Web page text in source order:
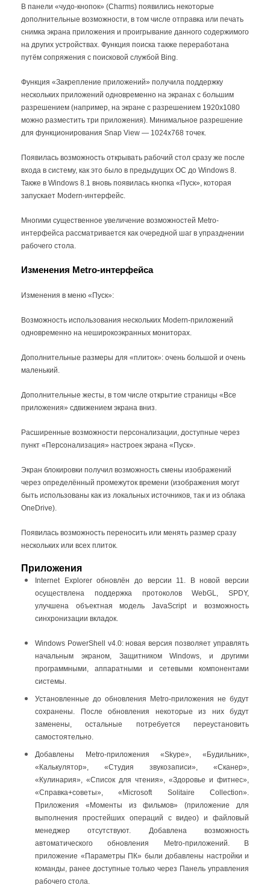
1
Добавьте Microsoft Windows 8.1 Full Version
BOX в «Корзину», отредактируйте
необходимое количество
оформлении заказа
3 Выберите способ доставки
4
Выберите способ оплаты "Оплатить
счету"
Коробочная версия будет доставлена
курьером на указанный Вами адрес, после
В панели «чудо-кнопок» (Charms) появились некоторые
дополнительные возможности, в том числе отправка или печать
снимка экрана приложения и проигрывание данного содержимого
на других устройствах. Функция поиска также переработана
путём сопряжения с поисковой службой Bing.
Функция «Закрепление приложений» получила поддержку
нескольких приложений одновременно на экранах с большим
разрешением (например, на экране с разрешением 1920x1080
можно разместить три приложения). Минимальное разрешение
для функционирования Snap View — 1024x768 точек.
Появилась возможность открывать рабочий стол сразу же после
входа в систему, как это было в предыдущих ОС до Windows 8.
Также в Windows 8.1 вновь появилась кнопка «Пуск», которая
запускает Modern-интерфейс.
Многими существенное увеличение возможностей Metro-
интерфейса рассматривается как очередной шаг в упразднении
рабочего стола.
Изменения Metro-интерфейса
Изменения в меню «Пуск»:
Возможность использования нескольких Modern-приложений
одновременно на неширокоэкранных мониторах.
Дополнительные размеры для «плиток»: очень большой и очень
маленький.
Дополнительные жесты, в том числе открытие страницы «Все
приложения» сдвижением экрана вниз.
Расширенные возможности персонализации, доступные через
пункт «Персонализация» настроек экрана «Пуск».
Экран блокировки получил возможность смены изображений
через определённый промежуток времени (изображения могут
быть использованы как из локальных источников, так и из облака
OneDrive).
Появилась возможность переносить или менять размер сразу
нескольких или всех плиток.
Приложения
Internet Explorer обновлён до версии 11. В новой версии
осуществлена поддержка протоколов WebGL, SPDY,
улучшена объектная модель JavaScript и возможность
синхронизации вкладок.
Windows PowerShell v4.0: новая версия позволяет управлять
начальным экраном, Защитником Windows, и другими
программными, аппаратными и сетевыми компонентами
системы.
Установленные до обновления Metro-приложения не будут
сохранены. После обновления некоторые из них будут
заменены, остальные потребуется переустановить
самостоятельно.
Добавлены Metro-приложения «Skype», «Будильник»,
«Калькулятор», «Студия звукозаписи», «Сканер»,
«Кулинария», «Список для чтения», «Здоровье и фитнес»,
«Справка+советы», «Microsoft Solitaire Collection».
Приложения «Моменты из фильмов» (приложение для
выполнения простейших операций с видео) и файловый
менеджер отсутствуют. Добавлена возможность
автоматического обновления Metro-приложений. В
приложение «Параметры ПК» были добавлены настройки и
команды, ранее доступные только через Панель управления
рабочего стола.